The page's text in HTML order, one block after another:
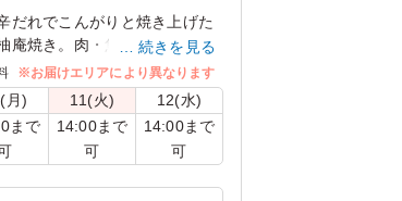
だれでこんがりと焼き上げた
焼き。肉・魚の2種類が一つ
続きを見る
※お届けエリアにより異なります
月) 11(火) 12(水)
まで
14:00まで
可
14:00まで
可